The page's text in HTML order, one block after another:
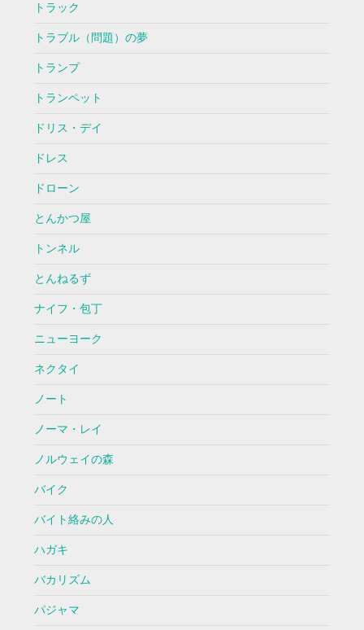
トラック
トラブル（問題）の夢
トランプ
トランペット
ドリス・デイ
ドレス
ドローン
とんかつ屋
トンネル
とんねるず
ナイフ・包丁
ニューヨーク
ネクタイ
ノート
ノーマ・レイ
ノルウェイの森
バイク
バイト絡みの人
ハガキ
バカリズム
パジャマ